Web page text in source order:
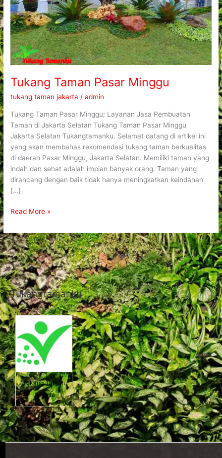
Tukang Taman Pasar Minggu
tukang taman jakarta /admin
Tukang Taman Pasar Minggu; Layanan Jasa Pembuatan
Taman di Jakarta Selatan Tukang Taman Pasar Minggu
Jakarta Selatan Tukangtamanku. Selamat datang di artikel ini
yang akan membahas rekomendasi tukang taman berkualitas
di daerah Pasar Minggu, Jakarta Selatan. Memiliki taman yang
indah dan sehat adalah impian banyak orang. Taman yang
dirancang dengan baik tidak hanya meningkatkan keindahan
[…]
Read More »
Tukangtamanku
Tukang Taman
Jakarta